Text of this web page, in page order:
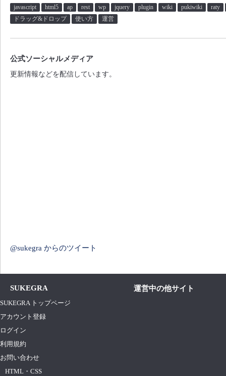
javascript html5 ap rest wp jquery plugin wiki pukiwiki
raty
ドラッグ&ドロップ
使い方 運営
公式ソーシャルメディア
更新情報などを配信しています。
@sukegra からのツイート
SUKEGRA 運営中の他サイト
SUKEGRA トップページ
アカウント登録
ログイン
利用規約
お問い合わせ
HTML・CSS